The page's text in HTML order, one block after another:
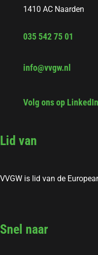
1410 AC Naarden
035 542 75 01
info@vvgw.nl
Volg ons op LinkedIn
Lid van
VVGW is lid van de
Snel naar